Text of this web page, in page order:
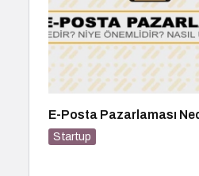
E-Posta Pazarlaması
Startup